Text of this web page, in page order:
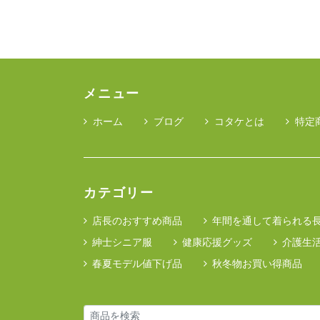
メニュー
ホーム ブログ コタケとは 特定
カテゴリー
店長のおすすめ商品
年間を通して着られる
紳士シニア服
健康応援グッズ
介護生
春夏モデル値下げ品
秋冬物お買い得商品